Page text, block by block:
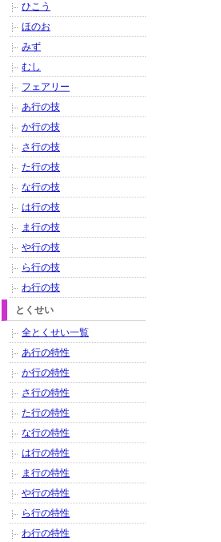
ひこう
ほのお
みず
むし
フェアリー
あ行の技
か行の技
さ行の技
た行の技
な行の技
は行の技
ま行の技
や行の技
ら行の技
わ行の技
とくせい
全とくせい一覧
あ行の特性
か行の特性
さ行の特性
た行の特性
な行の特性
は行の特性
ま行の特性
や行の特性
ら行の特性
わ行の特性